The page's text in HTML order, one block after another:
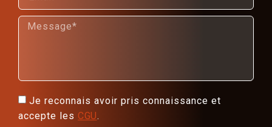
Je reconnais avoir pris connaissance et
accepte les CGU.